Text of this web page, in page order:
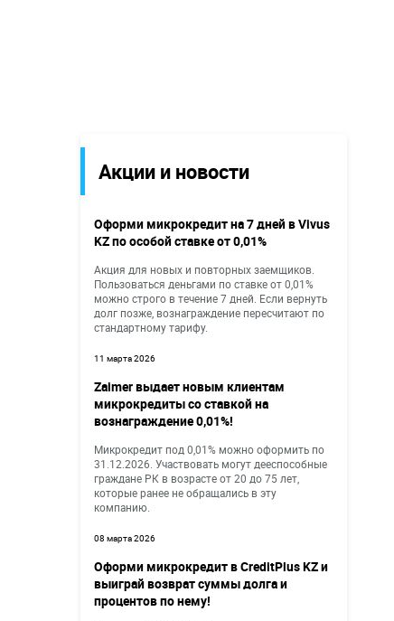
Акции и новости
Оформи микрокредит на 7 дней в Vivus
KZ по особой ставке от 0,01%
Акция для новых и повторных заемщиков.
Пользоваться деньгами по ставке от 0,01%
можно строго в течение 7 дней. Если вернуть
долг позже, вознаграждение пересчитают по
стандартному тарифу.
11 марта 2026
Zaimer выдает новым клиентам
микрокредиты со ставкой на
вознаграждение 0,01%!
Микрокредит под 0,01% можно оформить по
31.12.2026. Участвовать могут дееспособные
граждане РК в возрасте от 20 до 75 лет,
которые ранее не обращались в эту
компанию.
08 марта 2026
Оформи микрокредит в CreditPlus KZ и
выиграй возврат суммы долга и
процентов по нему!